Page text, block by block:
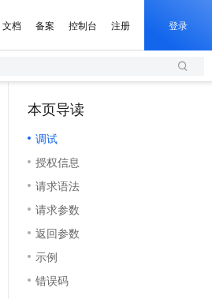
文档 备案 控制台 注册 登录
本页导读
调试
授权信息
请求语法
请求参数
返回参数
示例
错误码
语音识别与合成
Qwen3-TTS-Flash
轻量应用服务器
数字证书管理服务（原SSL证书）
实现全站HTTPS，呈现可信的WEB访问
短信服务
大数据开发治理平台 DataWorks
一句话生成原生可编辑精美 PPT 文稿
输入一句话想法, 轻松生成专业的 PPT
一键部署幻兽帕鲁游戏服务器
一键购买专属联机服务器，轻松开启游戏
漫剧工坊：一站式动画创作平台
快速生产连贯的高质量长漫剧
10 分钟搭建微信、支付宝小程序
高效部署网站，快速应用到小程序
活动
AI 生产力先锋
先锋实践拓展 AI 生产力的边界
飞天发布时刻
所见，即是所愿
AI 实训营
从基础到进阶，Agent 创客手把手教你
创新加速
阿里云 OPC 创新助力计划
Token 补贴，五大权
益加速 OPC 成功
业服务
公司注册
上云迁移
代维服务
务伙伴合作计划
Al MaaS 服务伙伴赋能合作
伙伴信用分合作计划
更多支持
合作伙伴培训与认证
查询合作伙伴
登录合作伙伴管理后台
发者社区
镜像站
我要反馈
我要建议
入我们
校园招聘